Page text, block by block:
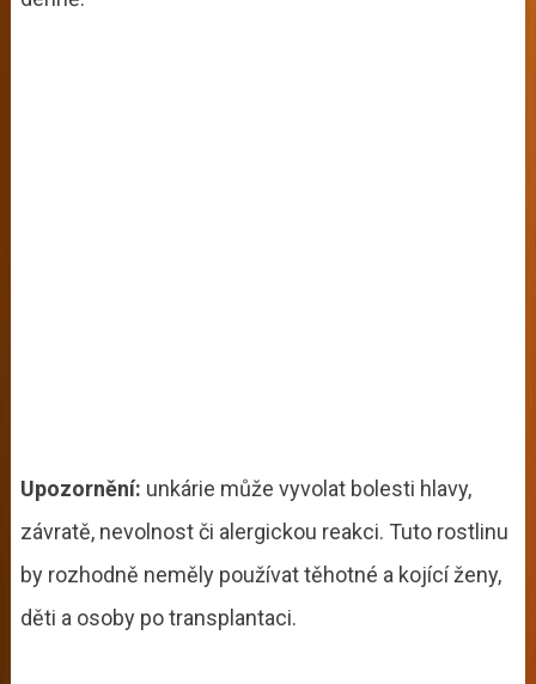
Upozornění: unkárie může vyvolat bolesti hlavy,
závratě, nevolnost či alergickou reakci. Tuto rostlinu
by rozhodně neměly používat těhotné a kojící ženy,
děti a osoby po transplantaci.